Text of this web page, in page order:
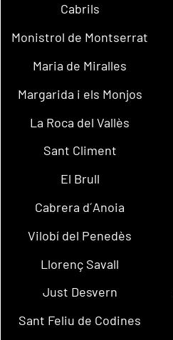
Cabrils
Monistrol de Montserrat
Maria de Miralles
Margarida i els Monjos
La Roca del Vallès
Sant Climent
El Brull
Cabrera d´Anoia
Vilobí del Penedès
Llorenç Savall
Just Desvern
Sant Feliu de Codines